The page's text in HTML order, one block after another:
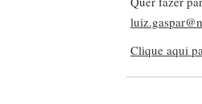
Clique aqui